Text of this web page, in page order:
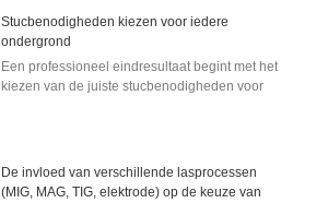
Stucbenodigheden kiezen voor iedere
ondergrond
Een professioneel eindresultaat begint met het
kiezen van de juiste stucbenodigheden voor
De invloed van verschillende lasprocessen
(MIG, MAG, TIG, elektrode) op de keuze van